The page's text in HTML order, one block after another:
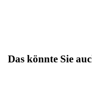
Das könnte Sie